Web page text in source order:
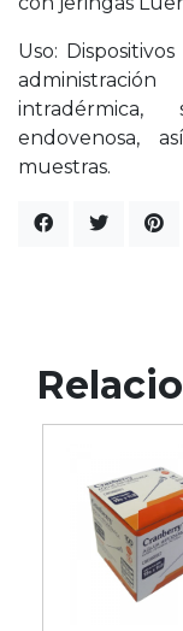
Uso:
intradérmica,
endovenosa,
muestras.